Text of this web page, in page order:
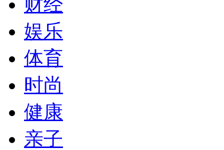
娱乐
体育
时尚
健康
亲子